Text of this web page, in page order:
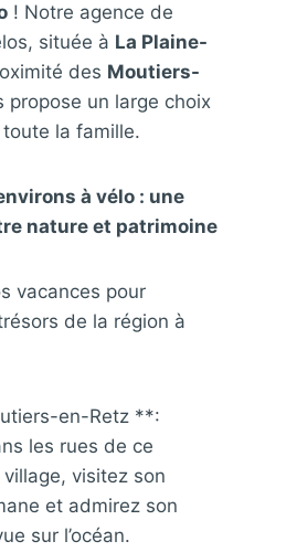
! Notre agence de
située à La Plaine-
des Moutiers-
propose un large choix
la famille.
à vélo : une
nature et patrimoine
vacances pour
de la région à
en-Retz **:
les rues de ce
visitez son
et admirez son
sur l’océan.